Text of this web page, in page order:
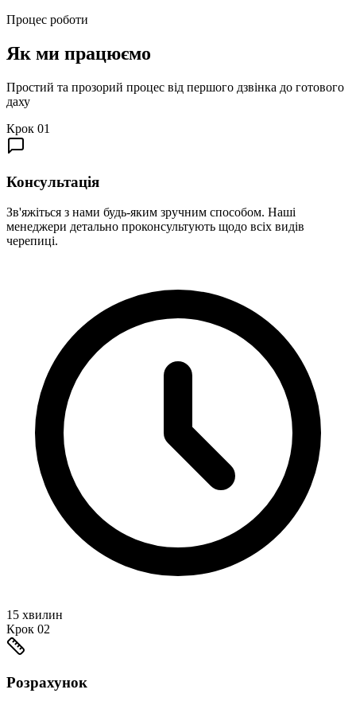
Процес роботи
Як ми працюємо
Простий та прозорий процес від першого дзвінка до готового
даху
Крок 01
Консультація
Зв'яжіться з нами будь-яким зручним способом. Наші
менеджери детально проконсультують щодо всіх видів
черепиці.
15 хвилин
Крок 02
Розрахунок